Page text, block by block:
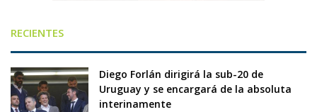
RECIENTES
Diego Forlán dirigirá la sub-20 de
Uruguay y se encargará de la absoluta
interinamente